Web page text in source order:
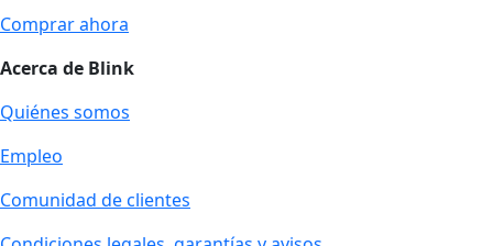
Comprar ahora
Acerca de Blink
Quiénes somos
Empleo
Comunidad de clientes